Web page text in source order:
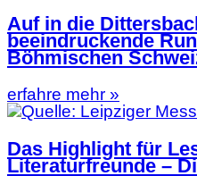
Auf in die
beeindruckende
Böhmischen
erfahre mehr »
Das Highlight für
Literaturfreunde –